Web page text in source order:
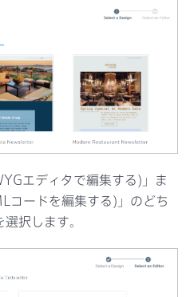
エディタで編集する)」ま
コードを編集する)」のどち
選択します。